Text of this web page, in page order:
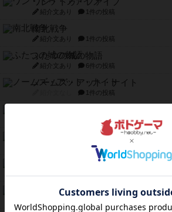
紹介文あり 1件の投稿
南北戦争
紹介文あり 1件の投稿
ふたつの城の物語
紹介文あり 6件の投稿
ノームズ・アット・ナイト
1件の投稿
6件の投稿
フラットアイアン
2件の投稿
トランスオリエント・エクスプレス
アンブッシュ！：ムーブアウト！